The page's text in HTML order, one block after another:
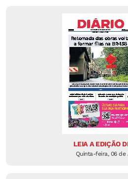
LEIA A EDIÇÃO
Quinta-feira, 06 de